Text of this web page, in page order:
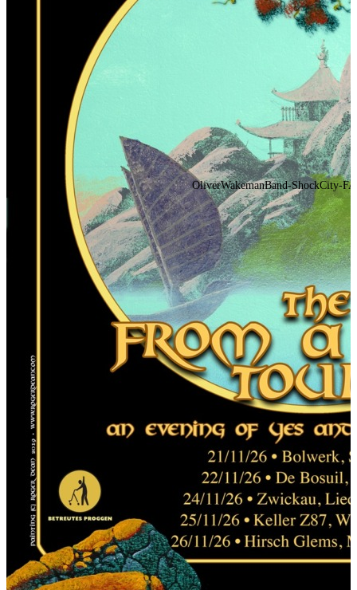
OliverWakemanBand-ShockCity-